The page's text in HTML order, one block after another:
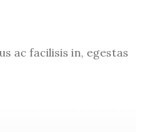
ac facilisis in, egestas